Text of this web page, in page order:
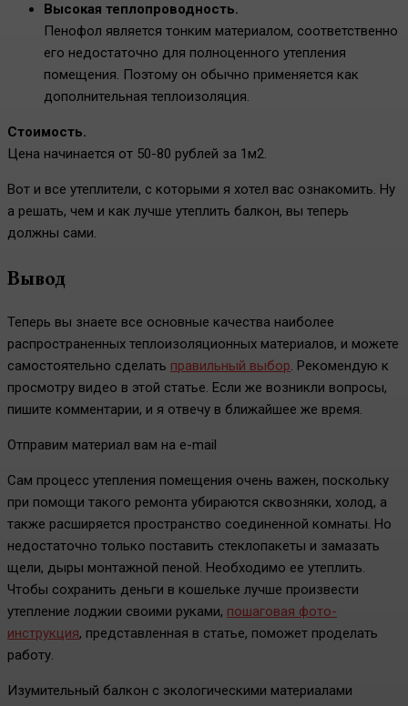
Высокая теплопроводность.
Пенофол является тонким материалом, соответственно
его недостаточно для полноценного утепления
помещения. Поэтому он обычно применяется как
дополнительная теплоизоляция.
Стоимость.
Цена начинается от 50-80 рублей за 1м2.
Вот и все утеплители, с которыми я хотел вас ознакомить. Ну
а решать, чем и как лучше утеплить балкон, вы теперь
должны сами.
Вывод
Теперь вы знаете все основные качества наиболее
распространенных теплоизоляционных материалов, и можете
самостоятельно сделать правильный выбор. Рекомендую к
просмотру видео в этой статье. Если же возникли вопросы,
пишите комментарии, и я отвечу в ближайшее же время.
Отправим материал вам на e-mail
Сам процесс утепления помещения очень важен, поскольку
при помощи такого ремонта убираются сквозняки, холод, а
также расширяется пространство соединенной комнаты. Но
недостаточно только поставить стеклопакеты и замазать
щели, дыры монтажной пеной. Необходимо ее утеплить.
Чтобы сохранить деньги в кошельке лучше произвести
утепление лоджии своими руками, пошаговая фото-
инструкция, представленная в статье, поможет проделать
работу.
Изумительный балкон с экологическими материалами